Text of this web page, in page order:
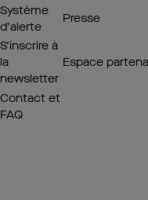
Système
d'alerte
Presse
S’inscrire à
la
newsletter
Espace
Contact et
FAQ